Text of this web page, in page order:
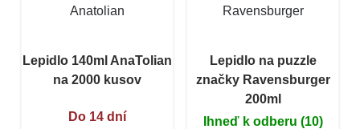
Anatolian
Lepidlo 140ml AnaTolian
na 2000 kusov
Do 14 dní
Ravensburger
Lepidlo na puzzle
značky Ravensburger
200ml
Ihneď k odberu (10)